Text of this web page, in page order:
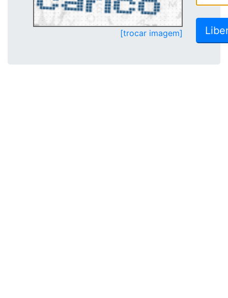
[trocar imagem]